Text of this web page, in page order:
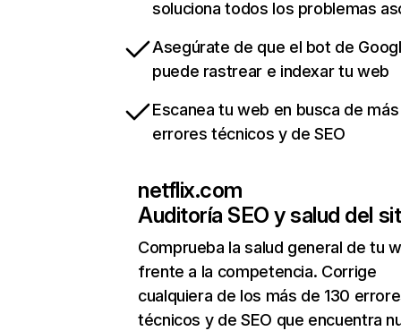
soluciona todos los problemas
Asegúrate de que el bot de
puede rastrear e indexar tu web
Escanea tu web en busca de
errores técnicos y de SEO
netflix.com
Auditoría SEO y salud del
Comprueba la salud general de tu
frente a la competencia. Corrige
cualquiera de los más de 130
técnicos y de SEO que encuentra